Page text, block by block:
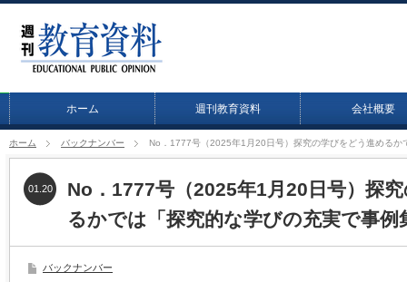
ホーム 週刊教育資料 会社概要
ホーム バックナンバー No．1777号（2025年1月20日号）探究の学びをどう進めるか
No．1777号（2025年1月20日号）探
るかでは「探究的な学びの充実で事例
01.20
バックナンバー